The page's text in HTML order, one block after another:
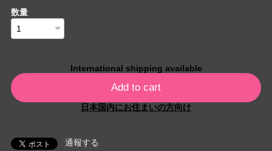
数量
International shipping available
Add to cart
日本国内にお住まいの方向け
通報する